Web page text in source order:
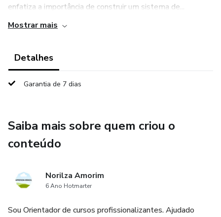
enfatiza a importância de construir um sistema de...
Mostrar mais
Detalhes
Garantia de 7 dias
Saiba mais sobre quem criou o
conteúdo
Norilza Amorim
6 Ano Hotmarter
Sou Orientador de cursos profissionalizantes. Ajudado